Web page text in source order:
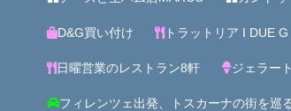
D&G買い付け トラットリア I DUE G
日曜営業のレストラン8軒 ジェラー
フィレンツェ出発、トスカーナの街を巡